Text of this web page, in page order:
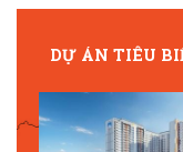
DỰ ÁN TIÊU